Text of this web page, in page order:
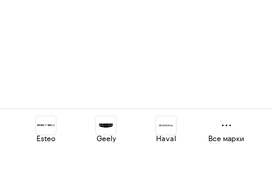
Esteo Geely Haval Все марки